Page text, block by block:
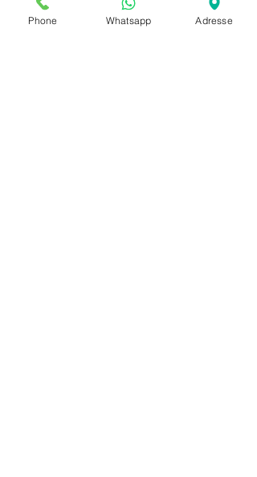
auftragen und einmassieren.
Aqua, Cetearyl Isononanoate, Talc,
Phone Whatsapp Adresse